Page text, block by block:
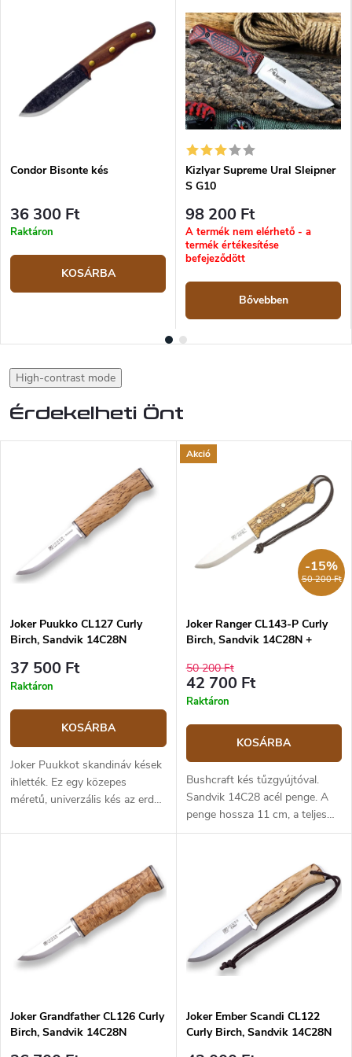
Condor Bisonte kés
36 300 Ft
Raktáron
KOSÁRBA
Kizlyar Supreme Ural Sleipner
S G10
98 200 Ft
A termék nem elérhető - a
termék értékesítése
befejeződött
Bővebben
High-contrast mode
Érdekelheti Önt
Joker Puukko CL127 Curly
Birch, Sandvik 14C28N
37 500 Ft
Raktáron
KOSÁRBA
Joker Puukkot skandináv kések
ihlették. Ez egy közepes
méretű, univerzális kés az erdő
szükséges tevékenységet képes
maximális funkcionalitáshoz
igazodik. Svéd rozsdamentes
acélból készült Sandvik
14C28N penge, matt felületű,
10 cm hosszú és
skandinávélezésű. Markolat
alacsony felfüggesztésének
lehetőségével. A kés alkalmas
Akció
50 200 Ft
-15%
Joker Ranger CL143-P Curly
Birch, Sandvik 14C28N +
50 200 Ft
42 700 Ft
Raktáron
KOSÁRBA
Bushcraft kés tűzgyújtóval.
Sandvik 14C28 acél penge. A
penge hossza 11 cm, a teljes
hossz 23,5 cm. Markolat
Joker Grandfather CL126 Curly
Birch, Sandvik 14C28N
Joker Ember Scandi CL122
Curly Birch, Sandvik 14C28N